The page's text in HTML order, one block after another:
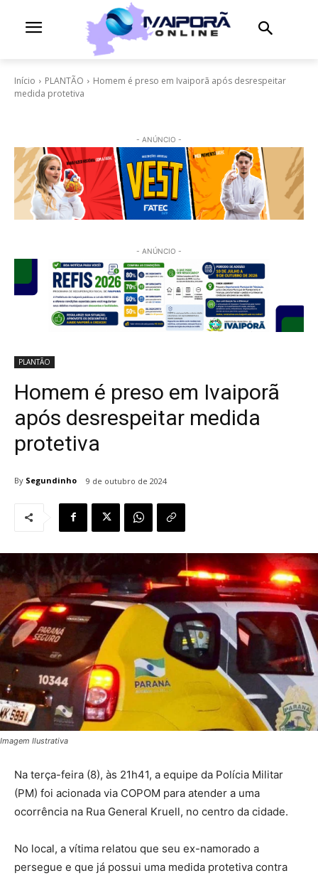
Início PLANTÃO
Homem é preso em Ivaiporã após desrespeitar
medida protetiva
- ANÚNCIO -
- ANÚNCIO -
PLANTÃO
Homem é preso em Ivaiporã
após desrespeitar medida
protetiva
By Segundinho 9 de outubro de 2024
Imagem Ilustrativa
Na terça-feira (8), às 21h41, a equipe da Polícia Militar
(PM) foi acionada via COPOM para atender a uma
ocorrência na Rua General Kruell, no centro da cidade.
No local, a vítima relatou que seu ex-namorado a
persegue e que já possui uma medida protetiva contra